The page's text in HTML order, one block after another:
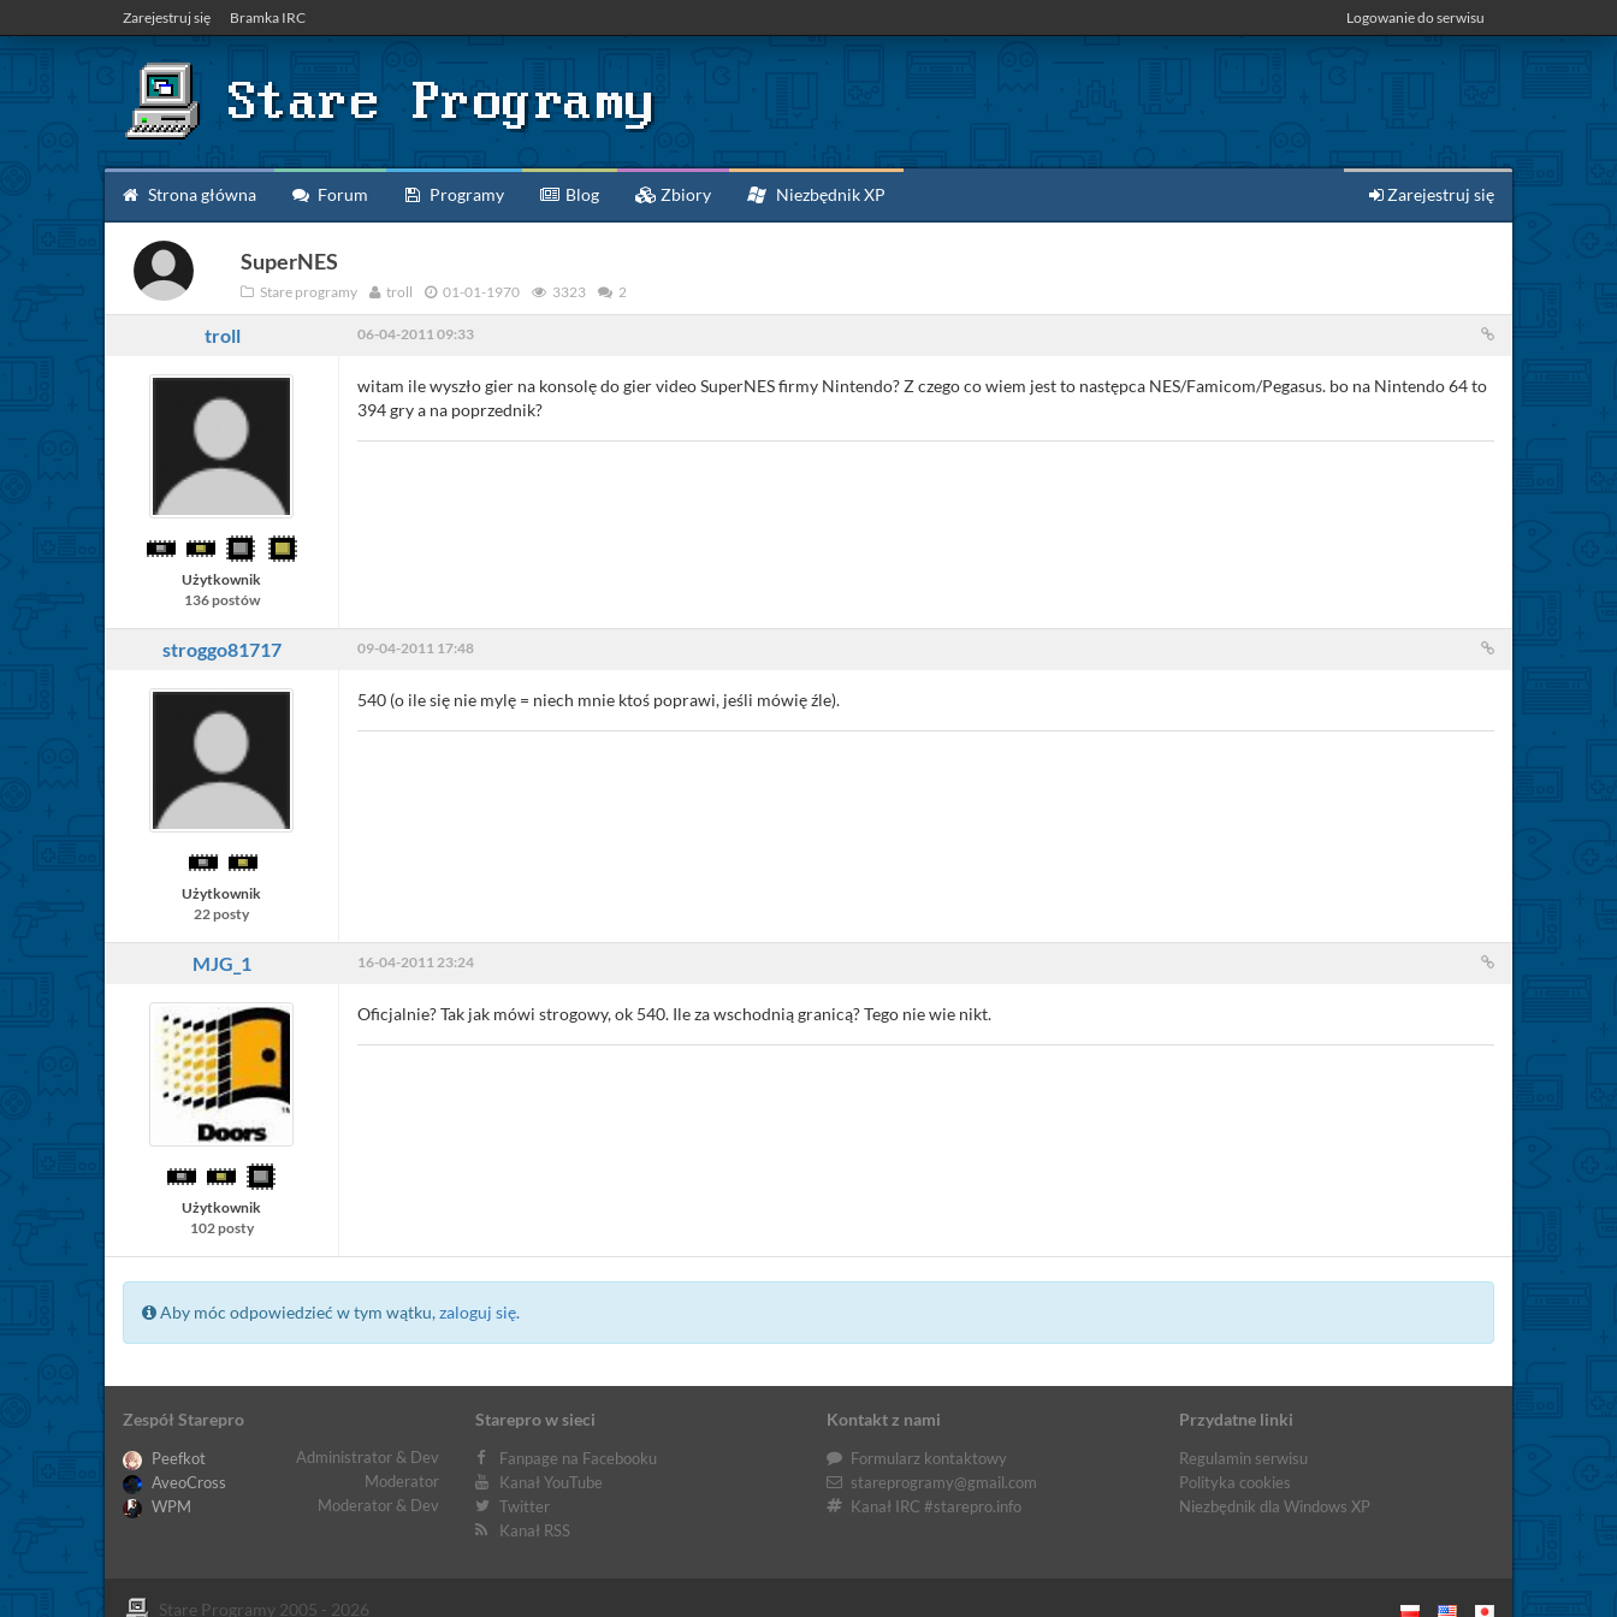
Zarejestruj się Bramka IRC Logowanie do serwisu
Strona główna Forum Programy Blog Zbiory Niezbędnik XP Zarejestruj się
SuperNES
Stare programy troll 01-01-1970 3323 2
troll 06-04-2011 09:33
Użytkownik
136 postów
witam ile wyszło gier na konsolę do gier video SuperNES firmy Nintendo? Z czego co wiem jest to następca NES/Famicom/Pegasus. bo na Nintendo 64 to
394 gry a na poprzednik?
stroggo81717 09-04-2011 17:48
Użytkownik
22 posty
540 (o ile się nie mylę = niech mnie ktoś poprawi, jeśli mówię źle).
MJG_1 16-04-2011 23:24
Użytkownik
102 posty
Oficjalnie? Tak jak mówi strogowy, ok 540. Ile za wschodnią granicą? Tego nie wie nikt.
Aby móc odpowiedzieć w tym wątku,zaloguj się.
Zespół Starepro
Peefkot
Administrator & Dev
AveoCross
Moderator
WPM
Moderator & Dev
Starepro w sieci
Fanpage na Facebooku
Kanał YouTube
Twitter
Kanał RSS
Kontakt z nami
Formularz kontaktowy
stareprogramy@gmail.com
Kanał IRC #starepro.info
Przydatne linki
Regulamin serwisu
Polityka cookies
Niezbędnik dla Windows XP
Stare Programy 2005 - 2026